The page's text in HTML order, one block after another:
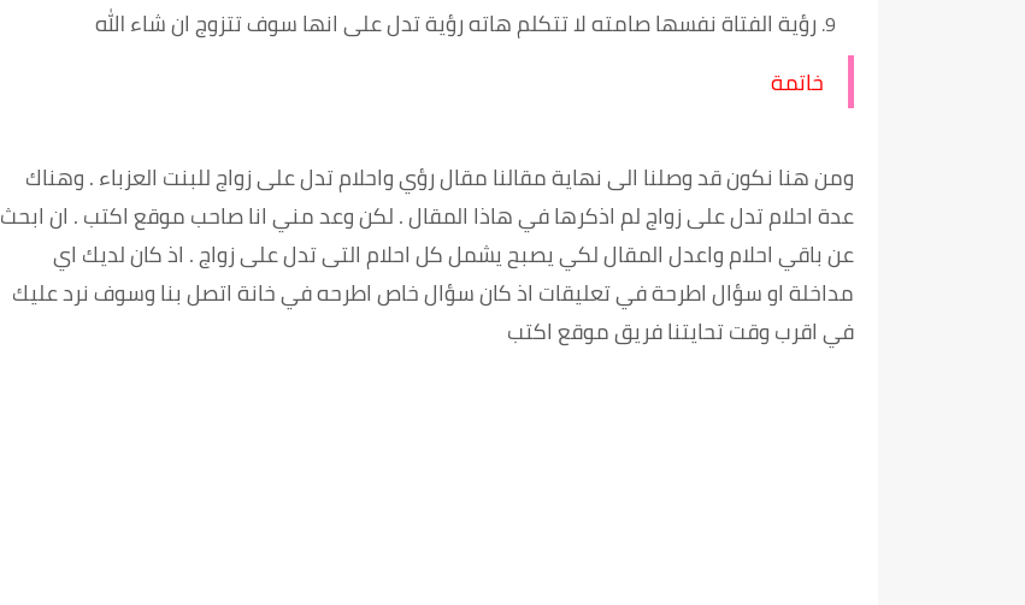
رؤية الفتاة نفسها صامته لا تتكلم هاته رؤية تدل على انها سوف تتزوج ان شاء الله
خاتمة
ومن هنا نكون قد وصلنا الى نهاية مقالنا مقال رؤي واحلام تدل على زواج للبنت العزباء . وهناك
عدة احلام تدل على زواج لم اذكرها في هاذا المقال . لكن وعد مني انا صاحب موقع اكتب . ان ابحث
عن باقي احلام واعدل المقال لكي يصبح يشمل كل احلام التى تدل على زواج . اذ كان لديك اي
مداخلة او سؤال اطرحة في تعليقات اذ كان سؤال خاص اطرحه في خانة اتصل بنا وسوف نرد عليك
في اقرب وقت تحايتنا فريق موقع اكتب